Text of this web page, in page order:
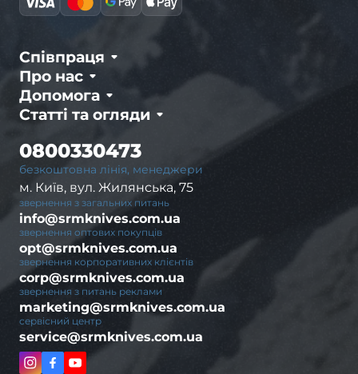
Про нас
Співпраця
Статті та огляди
Допомога
безкоштовна лінія, менеджери
0800330473
м. Київ, вул. Жилянська, 75
звернення з загальних питань
info@srmknives.com.ua
звернення оптових покупців
opt@srmknives.com.ua
звернення корпоративних клієнтів
corp@srmknives.com.ua
звернення з питань реклами
marketing@srmknives.com.ua
сервісний центр
service@srmknives.com.ua